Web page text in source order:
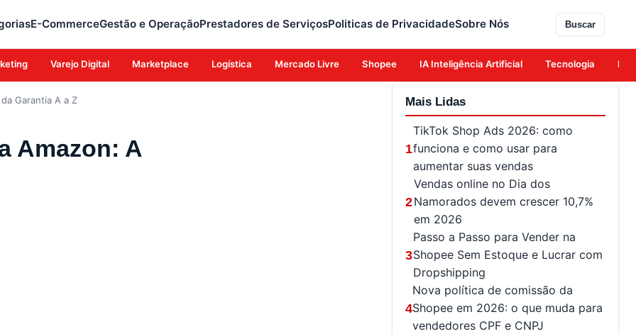
E-CommerceGestão e OperaçãoPrestadores de ServiçosPoliticas de PrivacidadeSobre Nós Buscar
Varejo Digital Marketplace Logística Mercado Livre Shopee IA Inteligência Artificial Tecnologia
Garantia A a Z
Amazon: A
Mais Lidas
1
TikTok Shop Ads 2026: como
funciona e como usar para
aumentar suas vendas
2
Vendas online no Dia dos
Namorados devem crescer 10,7%
em 2026
3
Passo a Passo para Vender na
Shopee Sem Estoque e Lucrar com
Dropshipping
4
Nova política de comissão da
Shopee em 2026: o que muda para
vendedores CPF e CNPJ